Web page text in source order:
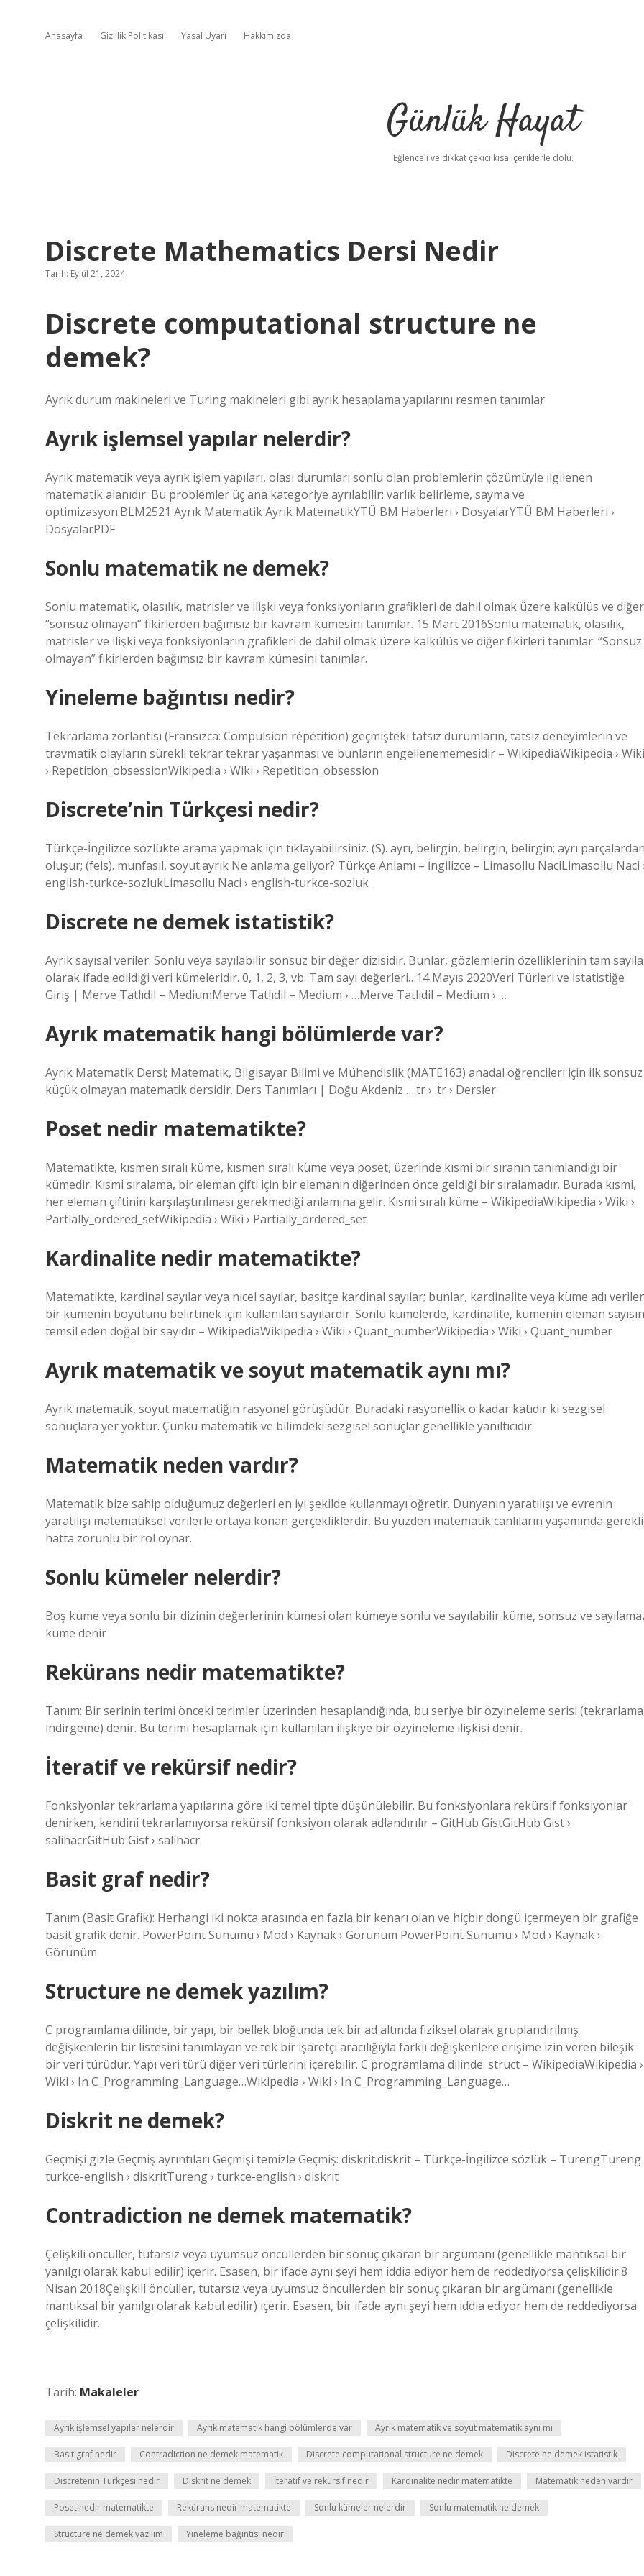
Anasayfa Gizlilik Politikası Yasal Uyarı Hakkımızda
Günlük Hayat
Eğlenceli ve dikkat çekici kısa içeriklerle dolu.
Discrete Mathematics Dersi Nedir
Tarih: Eylül 21, 2024
Discrete computational structure ne
demek?
Ayrık durum makineleri ve Turing makineleri gibi ayrık hesaplama yapılarını resmen tanımlar
Ayrık işlemsel yapılar nelerdir?
Ayrık matematik veya ayrık işlem yapıları, olası durumları sonlu olan problemlerin çözümüyle ilgilenen
matematik alanıdır. Bu problemler üç ana kategoriye ayrılabilir: varlık belirleme, sayma ve
optimizasyon.BLM2521 Ayrık Matematik Ayrık MatematikYTÜ BM Haberleri › DosyalarYTÜ BM Haberleri ›
DosyalarPDF
Sonlu matematik ne demek?
Sonlu matematik, olasılık, matrisler ve ilişki veya fonksiyonların grafikleri de dahil olmak üzere kalkülüs ve diğer
“sonsuz olmayan” fikirlerden bağımsız bir kavram kümesini tanımlar. 15 Mart 2016Sonlu matematik, olasılık,
matrisler ve ilişki veya fonksiyonların grafikleri de dahil olmak üzere kalkülüs ve diğer fikirleri tanımlar. “Sonsuz
olmayan” fikirlerden bağımsız bir kavram kümesini tanımlar.
Yineleme bağıntısı nedir?
Tekrarlama zorlantısı (Fransızca: Compulsion répétition) geçmişteki tatsız durumların, tatsız deneyimlerin ve
travmatik olayların sürekli tekrar tekrar yaşanması ve bunların engellenememesidir – WikipediaWikipedia › Wiki
› Repetition_obsessionWikipedia › Wiki › Repetition_obsession
Discrete’nin Türkçesi nedir?
Türkçe-İngilizce sözlükte arama yapmak için tıklayabilirsiniz. (S). ayrı, belirgin, belirgin, belirgin; ayrı parçalardan
oluşur; (fels). munfasıl, soyut.ayrık Ne anlama geliyor? Türkçe Anlamı – İngilizce – Limasollu NaciLimasollu Naci
english-turkce-sozlukLimasollu Naci › english-turkce-sozluk
Discrete ne demek istatistik?
Ayrık sayısal veriler: Sonlu veya sayılabilir sonsuz bir değer dizisidir. Bunlar, gözlemlerin özelliklerinin tam
olarak ifade edildiği veri kümeleridir. 0, 1, 2, 3, vb. Tam sayı değerleri…14 Mayıs 2020Veri Türleri ve İstatistiğe
Giriş | Merve Tatlıdil – MediumMerve Tatlıdil – Medium › …Merve Tatlıdil – Medium › …
Ayrık matematik hangi bölümlerde var?
Ayrık Matematik Dersi; Matematik, Bilgisayar Bilimi ve Mühendislik (MATE163) anadal öğrencileri için ilk sonsuz
küçük olmayan matematik dersidir. Ders Tanımları | Doğu Akdeniz ….tr › .tr › Dersler
Poset nedir matematikte?
Matematikte, kısmen sıralı küme, kısmen sıralı küme veya poset, üzerinde kısmi bir sıranın tanımlandığı bir
kümedir. Kısmi sıralama, bir eleman çifti için bir elemanın diğerinden önce geldiği bir sıralamadır. Burada kısmi,
her eleman çiftinin karşılaştırılması gerekmediği anlamına gelir. Kısmi sıralı küme – WikipediaWikipedia › Wiki ›
Partially_ordered_setWikipedia › Wiki › Partially_ordered_set
Kardinalite nedir matematikte?
Matematikte, kardinal sayılar veya nicel sayılar, basitçe kardinal sayılar; bunlar, kardinalite veya küme adı
bir kümenin boyutunu belirtmek için kullanılan sayılardır. Sonlu kümelerde, kardinalite, kümenin eleman
temsil eden doğal bir sayıdır – WikipediaWikipedia › Wiki › Quant_numberWikipedia › Wiki › Quant_number
Ayrık matematik ve soyut matematik aynı mı?
Ayrık matematik, soyut matematiğin rasyonel görüşüdür. Buradaki rasyonellik o kadar katıdır ki sezgisel
sonuçlara yer yoktur. Çünkü matematik ve bilimdeki sezgisel sonuçlar genellikle yanıltıcıdır.
Matematik neden vardır?
Matematik bize sahip olduğumuz değerleri en iyi şekilde kullanmayı öğretir. Dünyanın yaratılışı ve evrenin
yaratılışı matematiksel verilerle ortaya konan gerçekliklerdir. Bu yüzden matematik canlıların yaşamında
hatta zorunlu bir rol oynar.
Sonlu kümeler nelerdir?
Boş küme veya sonlu bir dizinin değerlerinin kümesi olan kümeye sonlu ve sayılabilir küme, sonsuz ve
küme denir
Rekürans nedir matematikte?
Tanım: Bir serinin terimi önceki terimler üzerinden hesaplandığında, bu seriye bir özyineleme serisi
indirgeme) denir. Bu terimi hesaplamak için kullanılan ilişkiye bir özyineleme ilişkisi denir.
İteratif ve rekürsif nedir?
Fonksiyonlar tekrarlama yapılarına göre iki temel tipte düşünülebilir. Bu fonksiyonlara rekürsif fonksiyonlar
denirken, kendini tekrarlamıyorsa rekürsif fonksiyon olarak adlandırılır – GitHub GistGitHub Gist ›
salihacrGitHub Gist › salihacr
Basit graf nedir?
Tanım (Basit Grafik): Herhangi iki nokta arasında en fazla bir kenarı olan ve hiçbir döngü içermeyen bir grafiğe
basit grafik denir. PowerPoint Sunumu › Mod › Kaynak › Görünüm PowerPoint Sunumu › Mod › Kaynak ›
Görünüm
Structure ne demek yazılım?
C programlama dilinde, bir yapı, bir bellek bloğunda tek bir ad altında fiziksel olarak gruplandırılmış
değişkenlerin bir listesini tanımlayan ve tek bir işaretçi aracılığıyla farklı değişkenlere erişime izin veren bileşik
bir veri türüdür. Yapı veri türü diğer veri türlerini içerebilir. C programlama dilinde: struct – WikipediaWikipedia ›
Wiki › In C_Programming_Language…Wikipedia › Wiki › In C_Programming_Language…
Diskrit ne demek?
Geçmişi gizle Geçmiş ayrıntıları Geçmişi temizle Geçmiş: diskrit.diskrit – Türkçe-İngilizce sözlük – TurengTureng
turkce-english › diskritTureng › turkce-english › diskrit
Contradiction ne demek matematik?
Çelişkili öncüller, tutarsız veya uyumsuz öncüllerden bir sonuç çıkaran bir argümanı (genellikle mantıksal bir
yanılgı olarak kabul edilir) içerir. Esasen, bir ifade aynı şeyi hem iddia ediyor hem de reddediyorsa çelişkilidir.8
Nisan 2018Çelişkili öncüller, tutarsız veya uyumsuz öncüllerden bir sonuç çıkaran bir argümanı (genellikle
mantıksal bir yanılgı olarak kabul edilir) içerir. Esasen, bir ifade aynı şeyi hem iddia ediyor hem de reddediyorsa
çelişkilidir.
Tarih: Makaleler
Ayrık işlemsel yapılar nelerdir Ayrık matematik hangi bölümlerde var Ayrık matematik ve soyut matematik aynı mı
Basit graf nedir Contradiction ne demek matematik Discrete computational structure ne demek Discrete ne demek istatistik
Discretenin Türkçesi nedir Diskrit ne demek İteratif ve rekürsif nedir Kardinalite nedir matematikte Matematik neden vardır
Poset nedir matematikte Rekürans nedir matematikte Sonlu kümeler nelerdir Sonlu matematik ne demek
Structure ne demek yazılım Yineleme bağıntısı nedir